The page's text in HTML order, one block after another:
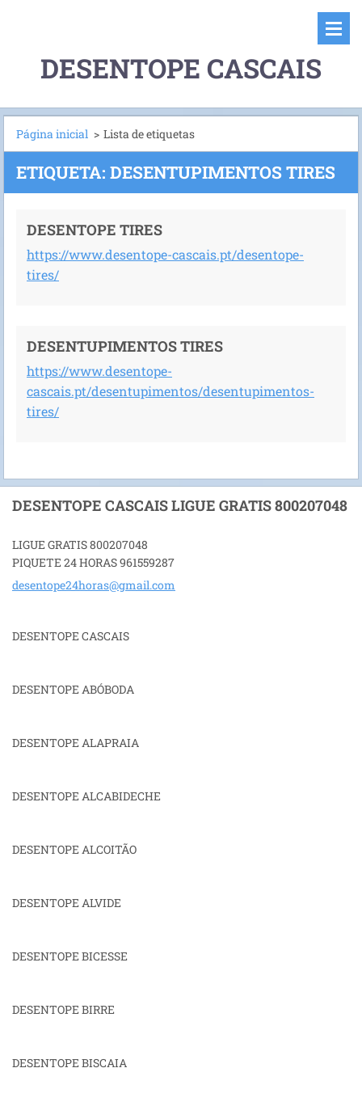
DESENTOPE CASCAIS
Página inicial > Lista de etiquetas
ETIQUETA: DESENTUPIMENTOS TIRES
DESENTOPE TIRES
https://www.desentope-cascais.pt/desentope-
tires/
DESENTUPIMENTOS TIRES
https://www.desentope-
cascais.pt/desentupimentos/desentupimentos-
tires/
DESENTOPE CASCAIS LIGUE GRATIS 800207048
LIGUE GRATIS 800207048
PIQUETE 24 HORAS 961559287
desentope24horas@gmail.com
DESENTOPE CASCAIS
DESENTOPE ABÓBODA
DESENTOPE ALAPRAIA
DESENTOPE ALCABIDECHE
DESENTOPE ALCOITÃO
DESENTOPE ALVIDE
DESENTOPE BICESSE
DESENTOPE BIRRE
DESENTOPE BISCAIA